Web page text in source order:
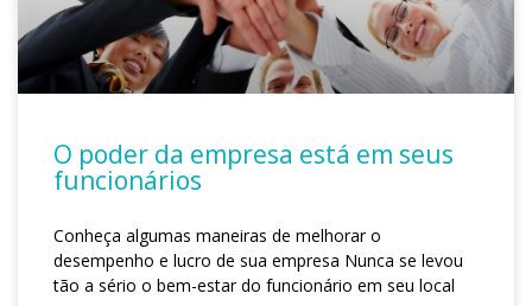
O poder da empresa está em seus
funcionários
Conheça algumas maneiras de melhorar o
desempenho e lucro de sua empresa Nunca se levou
tão a sério o bem-estar do funcionário em seu local